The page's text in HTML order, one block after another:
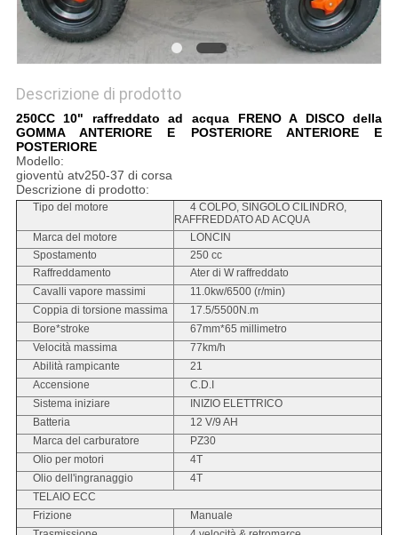
Descrizione di prodotto
250CC 10" raffreddato ad acqua FRENO A DISCO della
GOMMA ANTERIORE E POSTERIORE ANTERIORE E
POSTERIORE
Modello:
gioventù atv250-37 di corsa
Descrizione di prodotto:
Tipo del motore
4 COLPO, SINGOLO CILINDRO,
RAFFREDDATO AD ACQUA
Marca del motore
LONCIN
Spostamento
250 cc
Raffreddamento
Ater di W raffreddato
Cavalli vapore massimi
11.0kw/6500 (r/min)
Coppia di torsione massima
17.5/5500N.m
Bore*stroke
67mm*65 millimetro
Velocità massima
77km/h
Abilità rampicante
21
Accensione
C.D.I
Sistema iniziare
INIZIO ELETTRICO
Batteria
12 V/9 AH
Marca del carburatore
PZ30
Olio per motori
4T
Olio dell'ingranaggio
4T
TELAIO ECC
Frizione
Manuale